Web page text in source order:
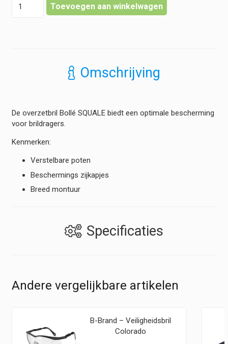
Toevoegen aan winkelwagen
Omschrijving
De overzetbril Bollé SQUALE biedt een optimale bescherming
voor brildragers.
Kenmerken:
Verstelbare poten
Beschermings zijkapjes
Breed montuur
Specificaties
Andere vergelijkbare artikelen
B-Brand – Veiligheidsbril
Colorado